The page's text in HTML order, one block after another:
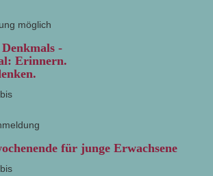
möglich
Denkmals -
Erinnern.
für junge Erwachsene